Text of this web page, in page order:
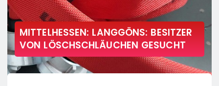
MITTELHESSEN: LANGGÖNS: BESITZER
VON LÖSCHSCHLÄUCHEN GESUCHT